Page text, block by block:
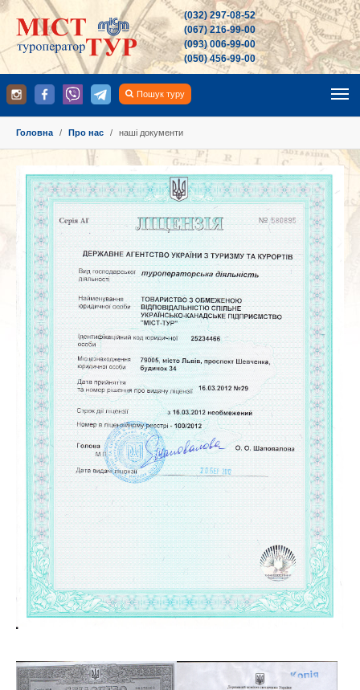
(032) 297-08-52
(067) 216-99-00
(093) 006-99-00
(050) 456-99-00
Пошук туру
Головна
Про нас наші документи
Show larger version
Show larger version Show larger version